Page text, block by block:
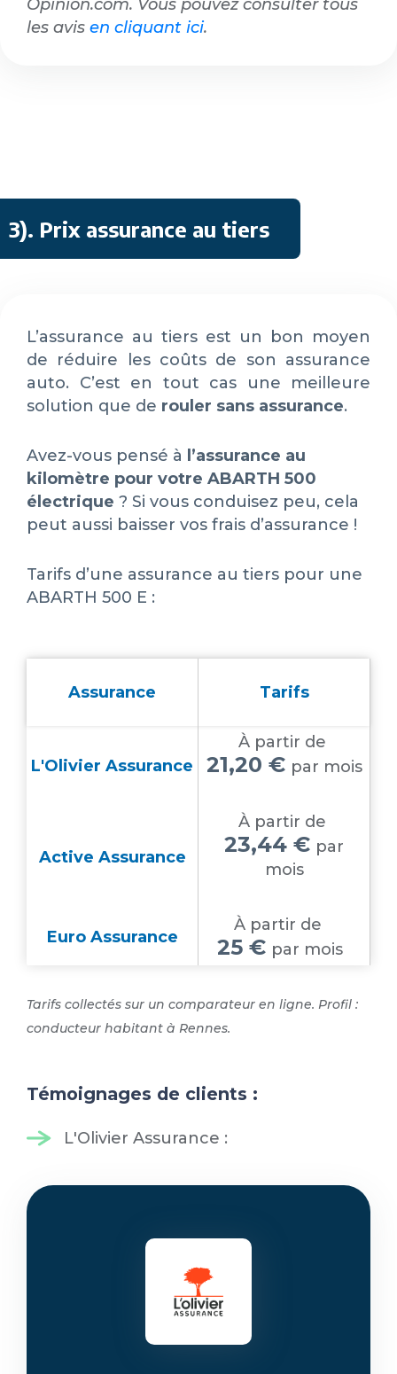
Opinion.com. Vous pouvez consulter tous
les avis en cliquant ici.
3). Prix assurance au tiers
L’assurance au tiers est un bon moyen
de réduire les coûts de son assurance
auto. C’est en tout cas une meilleure
solution que de rouler sans assurance.
Avez-vous pensé à l’assurance au
kilomètre pour votre ABARTH 500
électrique ? Si vous conduisez peu, cela
peut aussi baisser vos frais d’assurance !
Tarifs d’une assurance au tiers pour une
ABARTH 500 E :
Assurance Tarifs
L'Olivier Assurance
À partir de
21,20 € par mois
Active Assurance
À partir de
23,44 € par
mois
Euro Assurance
À partir de
25 € par mois
Tarifs collectés sur un comparateur en ligne. Profil :
conducteur habitant à Rennes.
Témoignages de clients :
L'Olivier Assurance :